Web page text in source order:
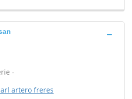
-
artero freres